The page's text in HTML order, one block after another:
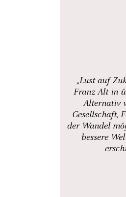
„Lust auf
Franz Alt in
Alternativ
Gesellschaft,
der Wandel
bessere